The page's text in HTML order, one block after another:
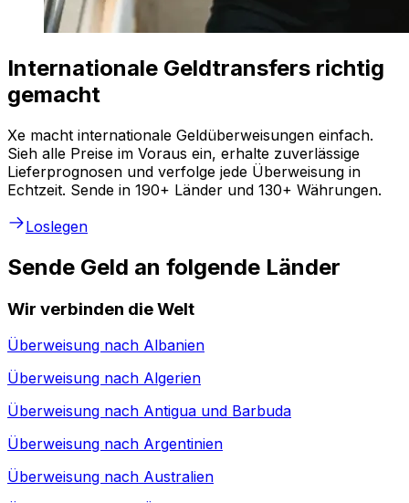
Internationale Geldtransfers richtig
gemacht
Xe macht internationale Geldüberweisungen einfach.
Sieh alle Preise im Voraus ein, erhalte zuverlässige
Lieferprognosen und verfolge jede Überweisung in
Echtzeit. Sende in 190+ Länder und 130+ Währungen.
Loslegen
Sende Geld an folgende Länder
Wir verbinden die Welt
Überweisung nach Albanien
Überweisung nach Algerien
Überweisung nach Antigua und Barbuda
Überweisung nach Argentinien
Überweisung nach Australien